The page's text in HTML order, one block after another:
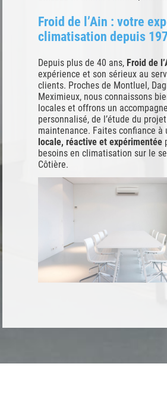
Froid de l’Ain : votre
climatisation depuis
Depuis plus de 40 ans, Froid de
expérience et son sérieux au
clients. Proches de Montluel,
Meximieux, nous connaissons
locales et offrons un
personnalisé, de l’étude du
maintenance. Faites confiance
locale, réactive et expérimentée
besoins en climatisation sur le
Côtière.